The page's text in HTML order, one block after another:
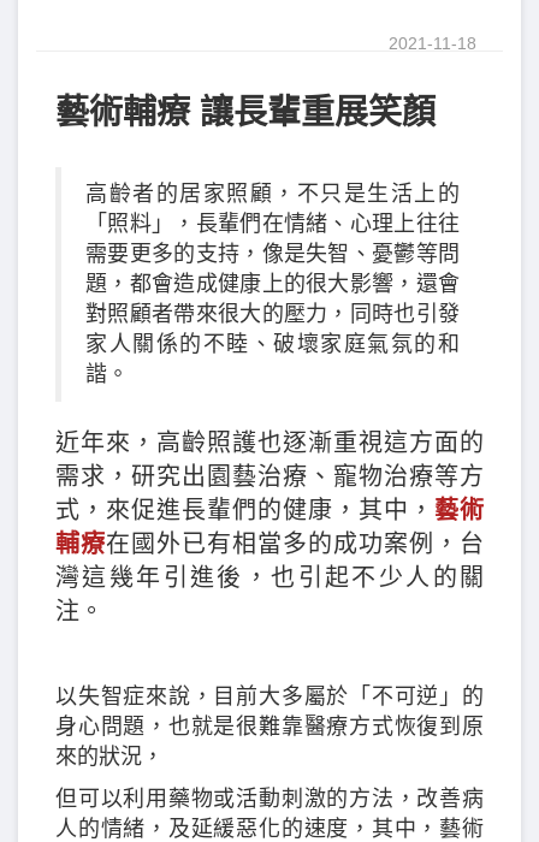
2021-11-18
藝術輔療 讓長輩重展笑顏
高齡者的居家照顧，不只是生活上的
「照料」，長輩們在情緒、心理上往往
需要更多的支持，像是失智、憂鬱等問
題，都會造成健康上的很大影響，還會
對照顧者帶來很大的壓力，同時也引發
家人關係的不睦、破壞家庭氣氛的和
諧。
近年來，高齡照護也逐漸重視這方面的
需求，研究出園藝治療、寵物治療等方
式，來促進長輩們的健康，其中， 藝術
輔療在國外已有相當多的成功案例，台
灣這幾年引進後，也引起不少人的關
注。
以失智症來說，目前大多屬於「不可逆」的
身心問題，也就是很難靠醫療方式恢復到原
來的狀況，
但可以利用藥物或活動刺激的方法，改善病
人的情緒，及延緩惡化的速度，其中，藝術